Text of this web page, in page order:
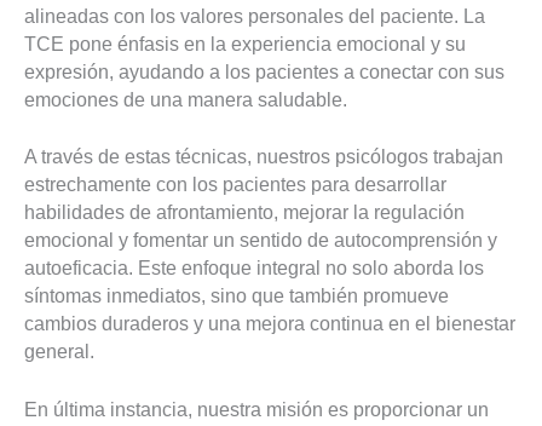
alineadas con los valores personales del paciente. La
TCE pone énfasis en la experiencia emocional y su
expresión, ayudando a los pacientes a conectar con sus
emociones de una manera saludable.
A través de estas técnicas, nuestros psicólogos trabajan
estrechamente con los pacientes para desarrollar
habilidades de afrontamiento, mejorar la regulación
emocional y fomentar un sentido de autocomprensión y
autoeficacia. Este enfoque integral no solo aborda los
síntomas inmediatos, sino que también promueve
cambios duraderos y una mejora continua en el bienestar
general.
En última instancia, nuestra misión es proporcionar un